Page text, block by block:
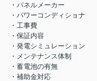
・パネルメーカー
・パワーコンディショナ
・工事費
・保証内容
・発電シミュレーション
・メンテナンス体制
・蓄電池の有無
・補助金対応